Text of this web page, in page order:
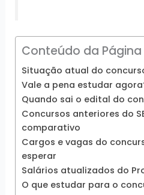
Conteúdo da Página
Situação atual do
Vale a pena estudar
Quando sai o edital do
Concursos anteriores do
comparativo
Cargos e vagas do
esperar
Salários atualizados do
O que estudar para o